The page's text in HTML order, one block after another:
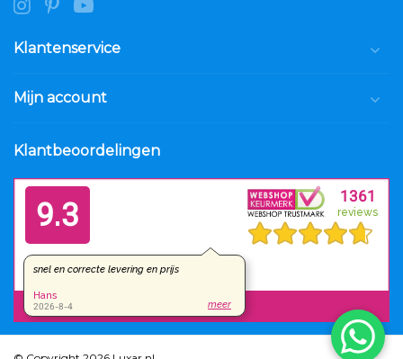
Klantenservice
Mijn account
Klantbeoordelingen